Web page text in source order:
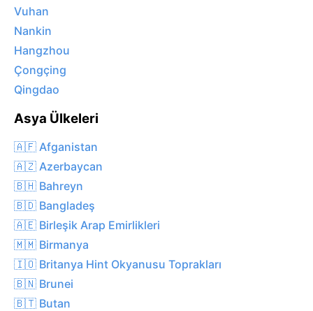
Vuhan
Nankin
Hangzhou
Çongçing
Qingdao
Asya Ülkeleri
🇦🇫 Afganistan
🇦🇿 Azerbaycan
🇧🇭 Bahreyn
🇧🇩 Bangladeş
🇦🇪 Birleşik Arap Emirlikleri
🇲🇲 Birmanya
🇮🇴 Britanya Hint Okyanusu Toprakları
🇧🇳 Brunei
🇧🇹 Butan